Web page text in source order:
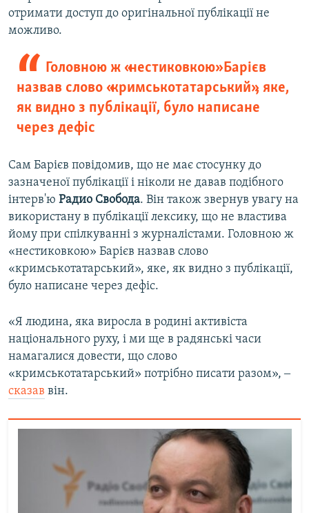
отримати доступ до оригінальної публікації не
можливо.
Головною ж «нестиковкою» Барієв
назвав слово «кримськотатарський», яке,
як видно з публікації, було написане
через дефіс
Сам Барієв повідомив, що не має стосунку до
зазначеної публікації і ніколи не давав подібного
інтерв'ю Радио Свобода. Він також звернув увагу на
використану в публікації лексику, що не властива
йому при спілкуванні з журналістами. Головною ж
«нестиковкою» Барієв назвав слово
«кримськотатарський», яке, як видно з публікації,
було написане через дефіс.
«Я людина, яка виросла в родині активіста
національного руху, і ми ще в радянські часи
намагалися довести, що слово
«кримськотатарський» потрібно писати разом», ‒
сказав він.